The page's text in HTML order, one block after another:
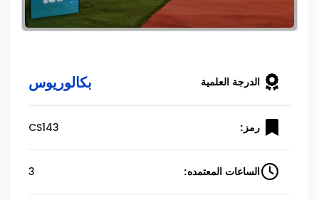
الدرجة العلمية بكالوريوس
رمز: CS143
الساعات المعتمده: 3